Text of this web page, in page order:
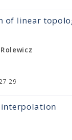
of linear
29
interpolation